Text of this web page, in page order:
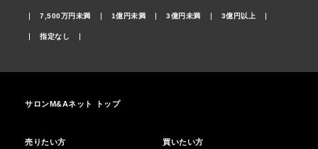
7,500万円未満 1億円未満 3億円未満 3億円以上
指定なし
サロンM&Aネット トップ
売りたい方 買いたい方